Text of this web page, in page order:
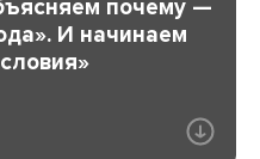
почему —
И начинаем